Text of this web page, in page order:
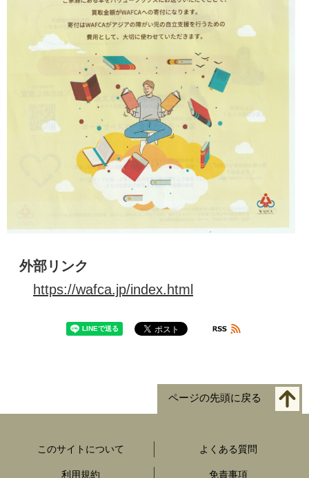
外部リンク
https://wafca.jp/index.html
ページの先頭に戻る
このサイトについて よくある質問
利用規約 免責事項